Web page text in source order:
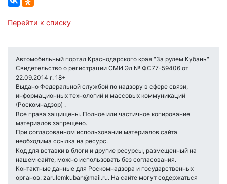
Перейти к списку
Автомобильный портал Краснодарского края "За рулем Кубань"
Свидетельство о регистрации СМИ Эл № ФС77-59406 от
22.09.2014 г. 18+
Выдано Федеральной службой по надзору в сфере связи,
информационных технологий и массовых коммуникаций
(Роскомнадзор) .
Все права защищены. Полное или частичное копирование
материалов запрещено.
При согласованном использовании материалов сайта
необходима ссылка на ресурс.
Код для вставки в блоги и другие ресурсы, размещенный на
нашем сайте, можно использовать без согласования.
Контактные данные для Роскомнадзора и государственных
органов: zarulemkuban@mail.ru. На сайте могут содержаться